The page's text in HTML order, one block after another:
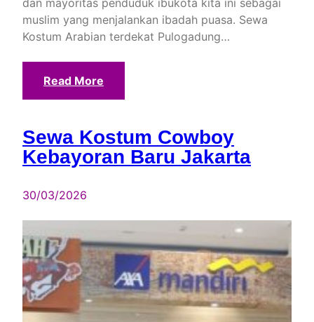
muslim yang menjalankan ibadah puasa. Sewa
Kostum Arabian terdekat Pulogadung…
Read More
Sewa Kostum Cowboy
Kebayoran Baru Jakarta
30/03/2026